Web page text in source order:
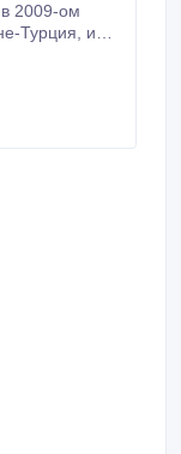
2009-ом
работ,